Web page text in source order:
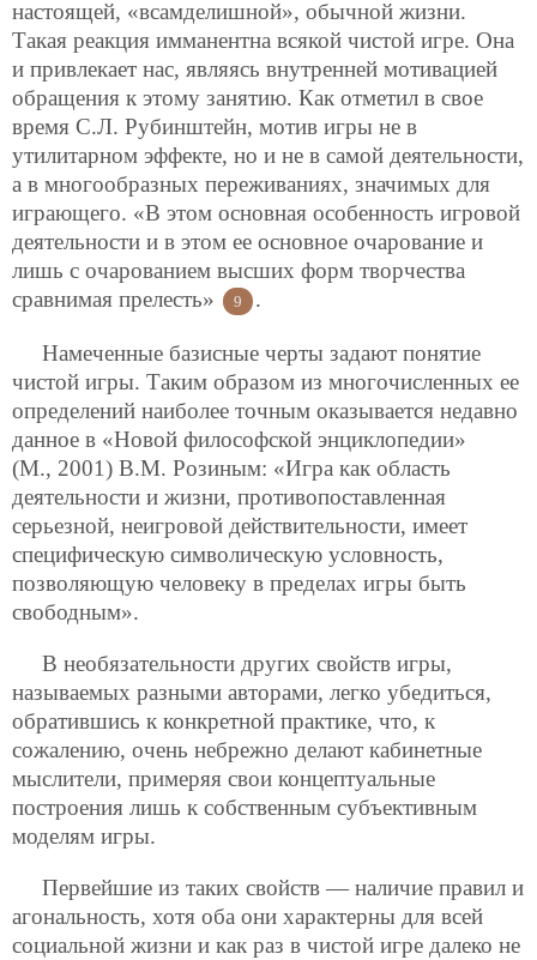
настоящей, «всамделишной», обычной жизни.
Такая реакция имманентна всякой чистой игре. Она
и привлекает нас, являясь внутренней мотивацией
обращения к этому занятию. Как отметил в свое
время С.Л. Рубинштейн, мотив игры не в
утилитарном эффекте, но и не в самой деятельности,
а в многообразных переживаниях, значимых для
играющего. «В этом основная особенность игровой
деятельности и в этом ее основное очарование и
лишь с очарованием высших форм творчества
сравнимая прелесть»
9 .
Намеченные базисные черты задают понятие
чистой игры. Таким образом из многочисленных ее
определений наиболее точным оказывается недавно
данное в «Новой философской энциклопедии»
(М., 2001) В.М. Розиным: «Игра как область
деятельности и жизни, противопоставленная
серьезной, неигровой действительности, имеет
специфическую символическую условность,
позволяющую человеку в пределах игры быть
свободным».
В необязательности других свойств игры,
называемых разными авторами, легко убедиться,
обратившись к конкретной практике, что, к
сожалению, очень небрежно делают кабинетные
мыслители, примеряя свои концептуальные
построения лишь к собственным субъективным
моделям игры.
Первейшие из таких свойств — наличие правил и
агональность, хотя оба они характерны для всей
социальной жизни и как раз в чистой игре далеко не